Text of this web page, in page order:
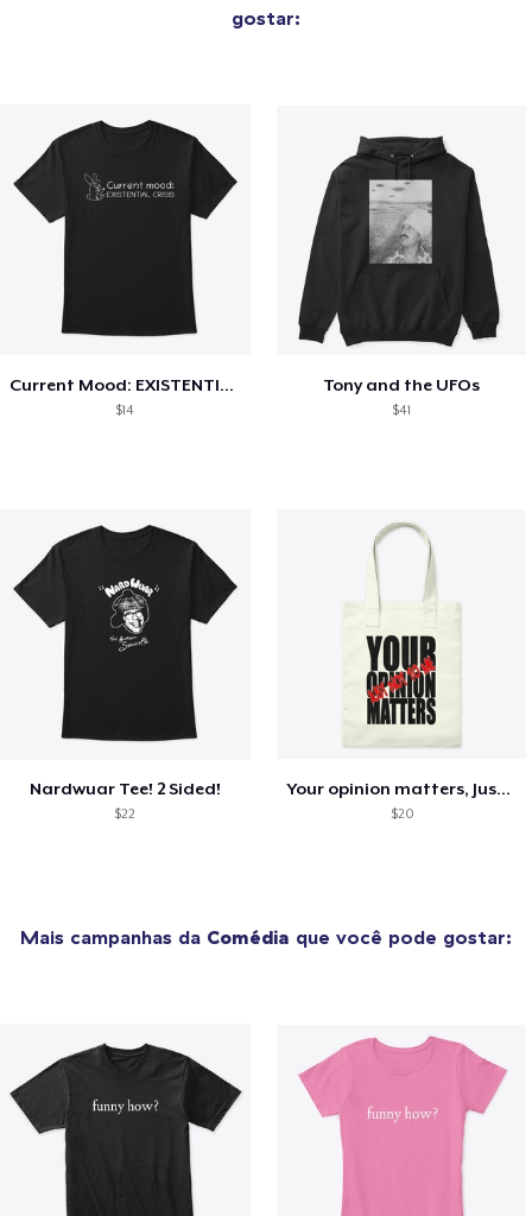
gostar:
Current Mood: EXISTENTIAL CRISIS
$14
Tony and the UFOs
$41
Nardwuar Tee! 2 Sided!
$22
Your opinion matters, Just not to me!
$20
Mais campanhas da Comédia que você pode gostar: